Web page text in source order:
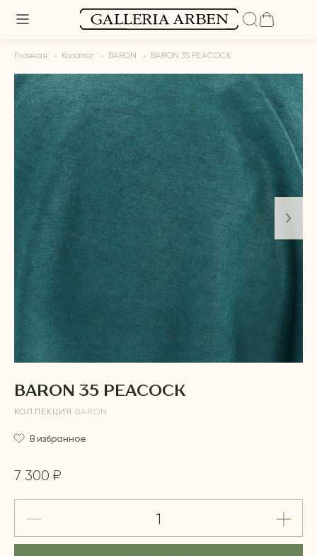
Главная Каталог BARON BARON 35 PEACOCK
BARON 35 PEACOCK
КОЛЛЕКЦИЯ BARON
В избранное
7 300 ₽